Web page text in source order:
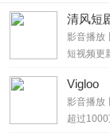
清风短
影音播放
短视频更
Vigloo
影音播放
超过